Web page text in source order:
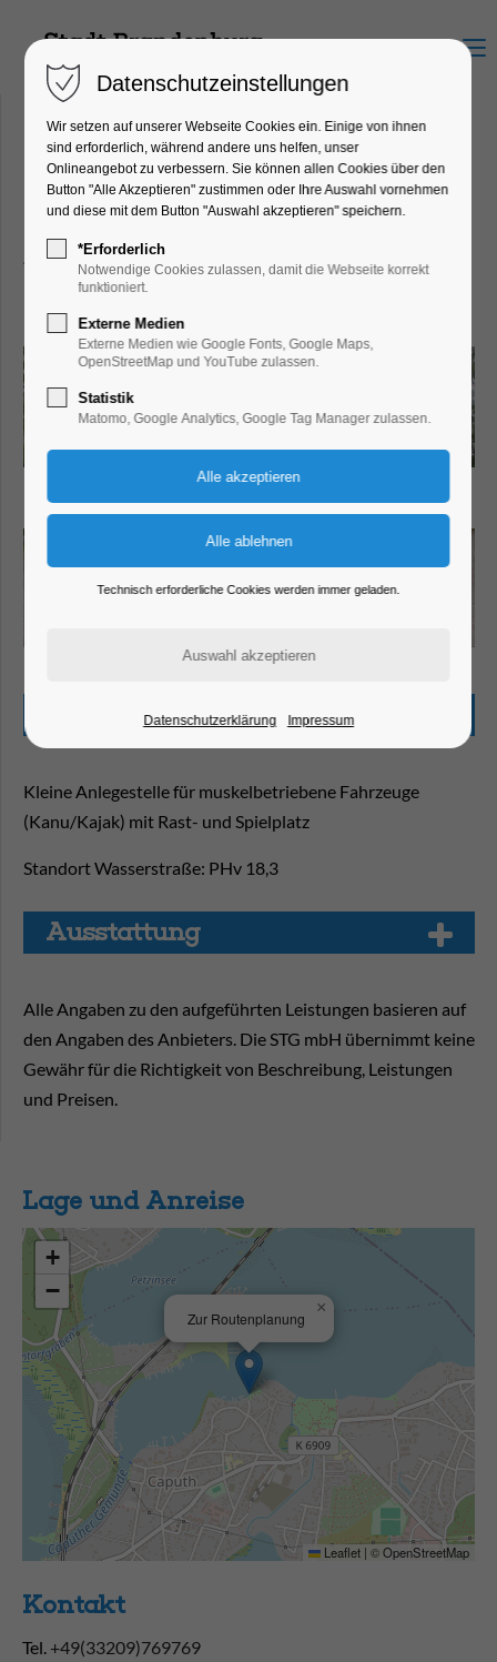
Menu
Kanuanleger Ziegelscheune
Caputh
Ziegelscheune, 14548
Schwielowsee OT Caputh
Beschreibung
Kleine Anlegestelle für muskelbetriebene Fahrzeuge
(Kanu/Kajak) mit Rast- und Spielplatz
Standort Wasserstraße: PHv 18,3
Aus­stat­tung
Alle Angaben zu den aufgeführten Leistungen basieren auf
den Angaben des Anbieters. Die STG mbH übernimmt keine
Gewähr für die Richtigkeit von Beschreibung, Leistungen
und Preisen.
Lage und Anreise
Zur Routenplanung
×
+
−
Leaflet | ©OpenStreetMap
Kontakt
Tel. +49(33209)769769
Datenschutzeinstellungen
Wir setzen auf unserer Webseite Cookies ein. Einige von ihnen
sind erforderlich, während andere uns helfen, unser
Onlineangebot zu verbessern. Sie können allen Cookies über den
Button "Alle Akzeptieren" zustimmen oder Ihre Auswahl vornehmen
und diese mit dem Button "Auswahl akzeptieren" speichern.
*Erforderlich
Notwendige Cookies zulassen, damit die Webseite korrekt
funktioniert.
Externe Medien
Externe Medien wie Google Fonts, Google Maps,
OpenStreetMap und YouTube zulassen.
Statistik
Matomo, Google Analytics, Google Tag Manager zulassen.
Technisch erforderliche Cookies werden immer geladen.
Datenschutzerklärung Impressum